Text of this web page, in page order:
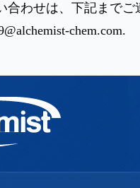
合わせは、下記までご
chem.com.